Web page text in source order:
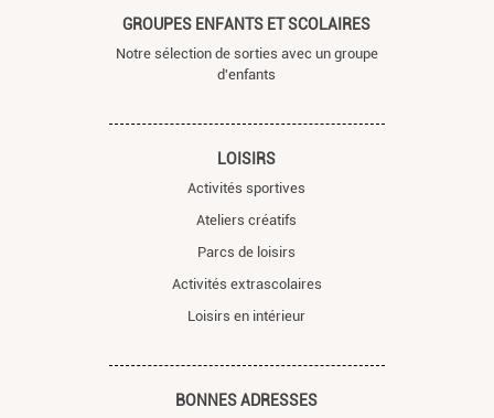
GROUPES ENFANTS ET SCOLAIRES
Notre sélection de sorties avec un groupe
d'enfants
LOISIRS
Activités sportives
Ateliers créatifs
Parcs de loisirs
Activités extrascolaires
Loisirs en intérieur
BONNES ADRESSES